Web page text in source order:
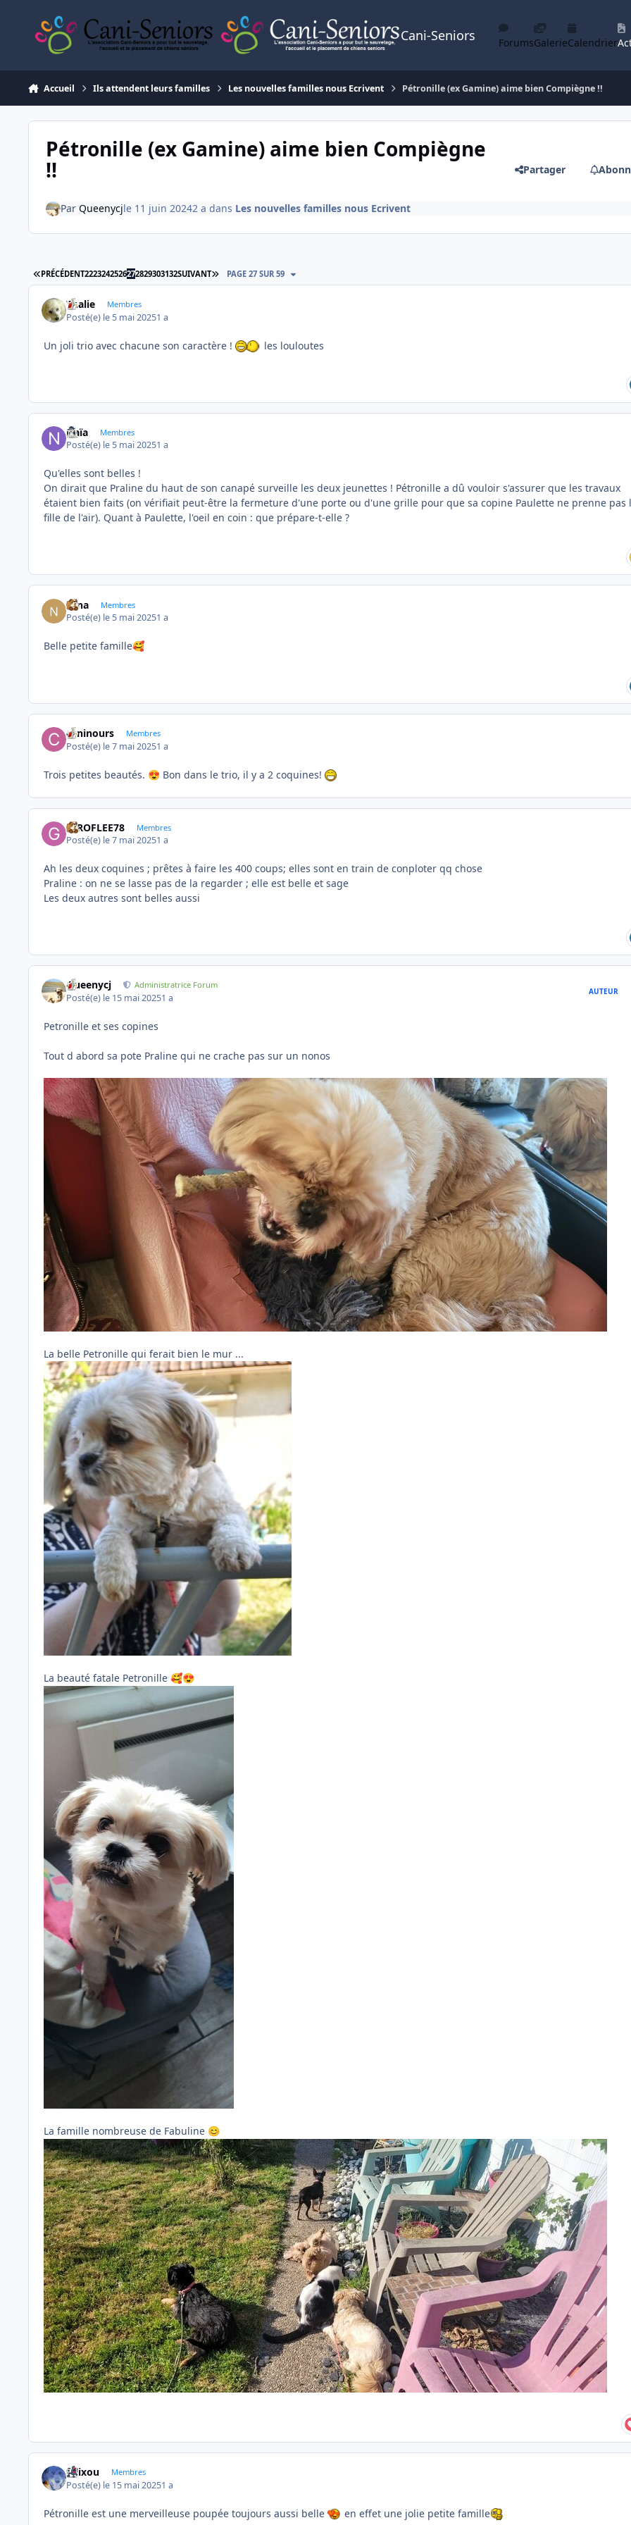
Cani-Seniors ForumsGalerieCalendrier
Accueil Ils attendent leurs familles Les nouvelles familles nous Ecrivent Pétronille (ex Gamine) aime bien Compiègne !!
Pétronille (ex Gamine) aime bien Compiègne
!! Partager
Par Queenycjle 11 juin 20242 a dans Les nouvelles familles nous Ecrivent
PREMIÈRE PAGE
PRÉCÉDENT2223242526272829303132SUIVANT DERNIÈRE PAGE
PAGE 27 SUR 59
Thalie Membres
Posté(e) le 5 mai 20251 a
Un joli trio avec chacune son caractère ! les louloutes
Naïa Membres
Posté(e) le 5 mai 20251 a
Qu'elles sont belles !
On dirait que Praline du haut de son canapé surveille les deux jeunettes ! Pétronille a dû vouloir s'assurer que les travaux
étaient bien faits (on vérifiait peut-être la fermeture d'une porte ou d'une grille pour que sa copine Paulette ne prenne pas
fille de l'air). Quant à Paulette, l'oeil en coin : que prépare-t-elle ?
Nina Membres
Posté(e) le 5 mai 20251 a
Belle petite famille🥰
caninours Membres
Posté(e) le 7 mai 20251 a
Trois petites beautés. 😍 Bon dans le trio, il y a 2 coquines!
GIROFLEE78 Membres
Posté(e) le 7 mai 20251 a
Ah les deux coquines ; prêtes à faire les 400 coups; elles sont en train de conploter qq chose
Praline : on ne se lasse pas de la regarder ; elle est belle et sage
Les deux autres sont belles aussi
Queenycj Administratrice Forum
Posté(e) le 15 mai 20251 a
AUTEUR
Petronille et ses copines
Tout d abord sa pote Praline qui ne crache pas sur un nonos
La belle Petronille qui ferait bien le mur ...
La beauté fatale Petronille 🥰😍
La famille nombreuse de Fabuline 😊
felixou Membres
Posté(e) le 15 mai 20251 a
Pétronille est une merveilleuse poupée toujours aussi belle en effet une jolie petite famille